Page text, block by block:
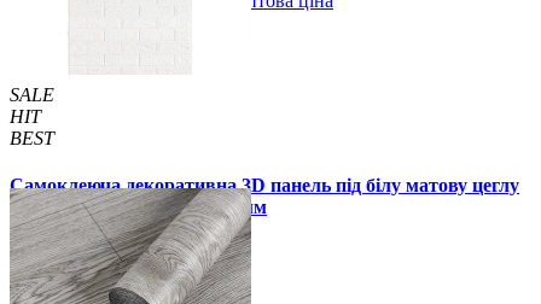
SALE
HIT
BEST
Самоклеюча декоративна 3D панель під білу матову цеглу
в рулоні 20 м 20000x700x3 мм
1850 грн./шт 2899 грн./шт